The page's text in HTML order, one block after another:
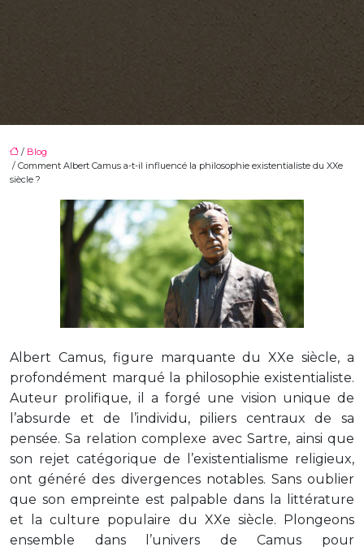
/ Blog
/ Comment Albert Camus a-t-il influencé la philosophie existentialiste du XXe
siècle ?
Albert Camus, figure marquante du XXe siècle, a
profondément marqué la philosophie existentialiste.
Auteur prolifique, il a forgé une vision unique de
l’absurde et de l’individu, piliers centraux de sa
pensée. Sa relation complexe avec Sartre, ainsi que
son rejet catégorique de l’existentialisme religieux,
ont généré des divergences notables. Sans oublier
que son empreinte est palpable dans la littérature
et la culture populaire du XXe siècle. Plongeons
ensemble dans l’univers de Camus pour